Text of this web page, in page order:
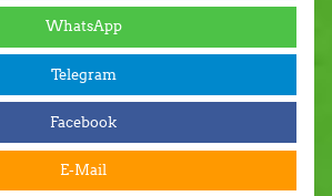
WhatsApp
Telegram
Facebook
E-Mail